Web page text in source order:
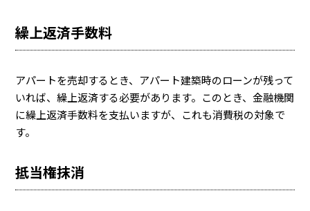
繰上返済手数料
アパートを売却するとき、アパート建築時のローンが残って
いれば、繰上返済する必要があります。このとき、金融機関
に繰上返済手数料を支払いますが、これも消費税の対象で
す。
抵当権抹消